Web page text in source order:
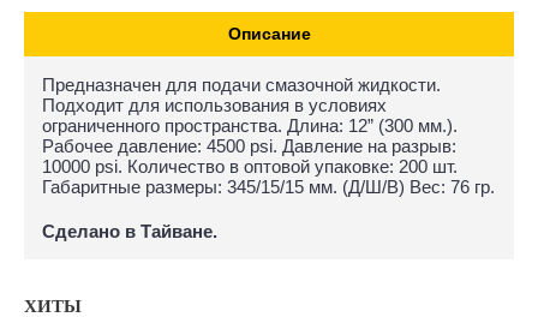
Описание
Предназначен для подачи смазочной жидкости.
Подходит для использования в условиях
ограниченного пространства. Длина: 12” (300 мм.).
Рабочее давление: 4500 psi. Давление на разрыв:
10000 psi. Количество в оптовой упаковке: 200 шт.
Габаритные размеры: 345/15/15 мм. (Д/Ш/В) Вес: 76 гр.
Сделано в Тайване.
ХИТЫ